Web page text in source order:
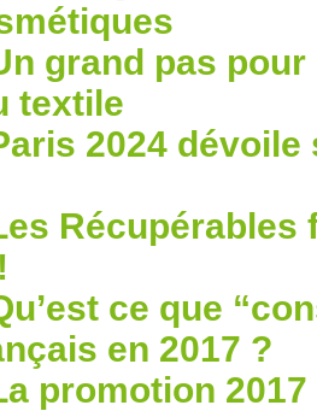
grand pas
textile
2024
Récupérables
ce que
en 2017 ?
promotion